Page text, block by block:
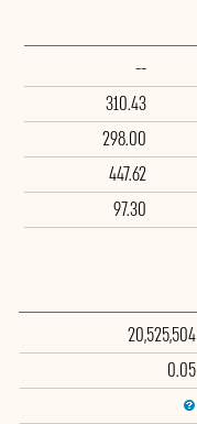
--
310.43
298.00
447.62
97.30
20,525,504
0.05